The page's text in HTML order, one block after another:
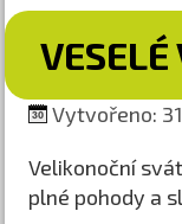
VESELÉ
Vytvořeno:
Velikonoční
plné pohody a